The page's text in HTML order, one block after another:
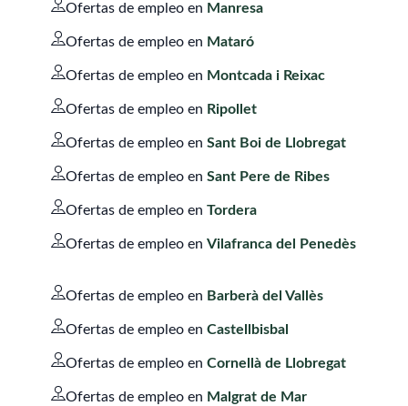
Ofertas de empleo en Manresa
Ofertas de empleo en Mataró
Ofertas de empleo en Montcada i Reixac
Ofertas de empleo en Ripollet
Ofertas de empleo en Sant Boi de Llobregat
Ofertas de empleo en Sant Pere de Ribes
Ofertas de empleo en Tordera
Ofertas de empleo en Vilafranca del Penedès
Ofertas de empleo en Barberà del Vallès
Ofertas de empleo en Castellbisbal
Ofertas de empleo en Cornellà de Llobregat
Ofertas de empleo en Malgrat de Mar